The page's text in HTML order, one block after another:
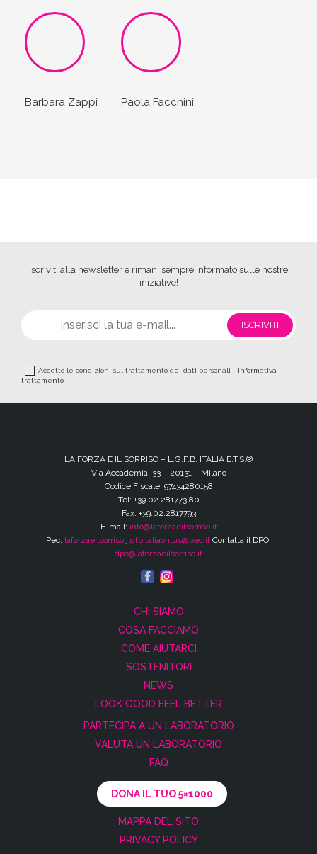
Barbara Zappi Paola Facchini
Iscriviti alla newsletter e rimani sempre informato sulle nostre
iniziative!
Accetto le condizioni sul trattamento dei dati personali - Informativa
trattamento
LA FORZA E IL SORRISO – L.G.F.B. ITALIA E.T.S.®
Via Accademia, 33 – 20131 – Milano
Codice Fiscale: 97434280158
Tel: +39.02.281773.80
Fax: +39.02.2817793
E-mail: info@laforzaeilsorriso.it
Pec: laforzaeilsorriso_lgfbitaliaonlus@pec.it Contatta il DPO:
dpo@laforzaeilsorriso.it
CHI SIAMO
COSA FACCIAMO
COME AIUTARCI
SOSTENITORI
NEWS
LOOK GOOD FEEL BETTER
PARTECIPA A UN LABORATORIO
VALUTA UN LABORATORIO
FAQ
DONA IL TUO 5×1000
MAPPA DEL SITO
PRIVACY POLICY